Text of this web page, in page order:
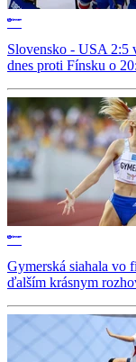
Slovensko - USA 2:5
dnes proti Fínsku o
Gymerská siahala vo
ďalším krásnym